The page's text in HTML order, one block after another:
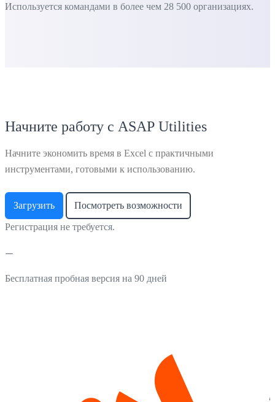
Используется командами в более чем 28 500 организациях.
Начните работу с ASAP Utilities
Начните экономить время в Excel с практичными
инструментами, готовыми к использованию.
Загрузить Посмотреть возможности
Регистрация не требуется.
Бесплатная пробная версия на 90 дней